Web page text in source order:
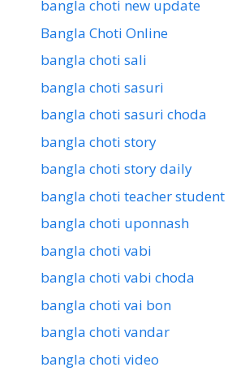
bangla choti new update
Bangla Choti Online
bangla choti sali
bangla choti sasuri
bangla choti sasuri choda
bangla choti story
bangla choti story daily
bangla choti teacher student
bangla choti uponnash
bangla choti vabi
bangla choti vabi choda
bangla choti vai bon
bangla choti vandar
bangla choti video